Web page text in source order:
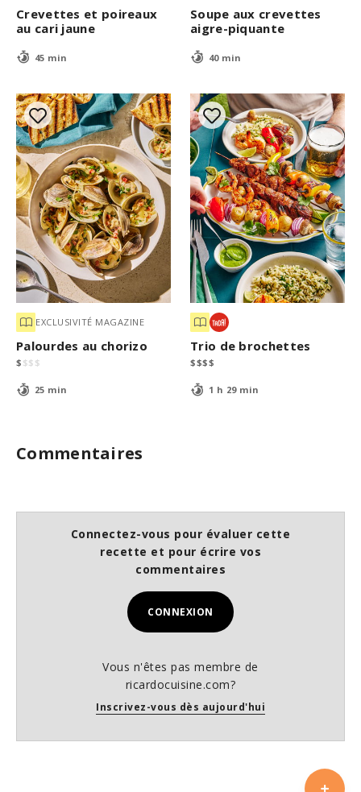
Crevettes et poireaux
au cari jaune
45 min
Soupe aux crevettes
aigre-piquante
40 min
EXCLUSIVITÉ MAGAZINE
Palourdes au chorizo
$ $$ $
25 min
Trio de brochettes
$$$$
1 h 29 min
Commentaires
Connectez-vous pour évaluer cette
recette et pour écrire vos
commentaires
CONNEXION
Vous n'êtes pas membre de
ricardocuisine.com?
Inscrivez-vous dès aujourd'hui